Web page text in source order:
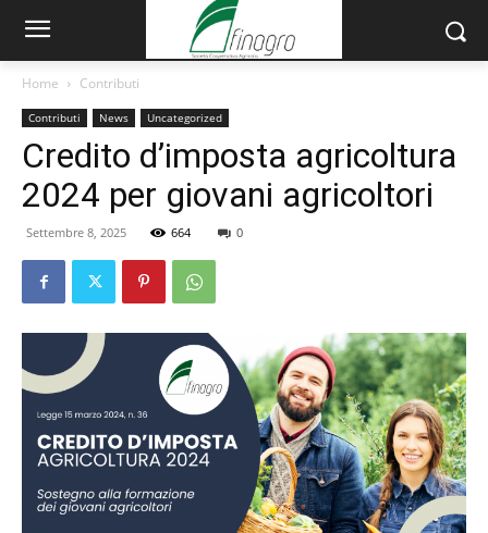
Home Contributi
Contributi News Uncategorized
Credito d’imposta agricoltura
2024 per giovani agricoltori
Settembre 8, 2025 664 0